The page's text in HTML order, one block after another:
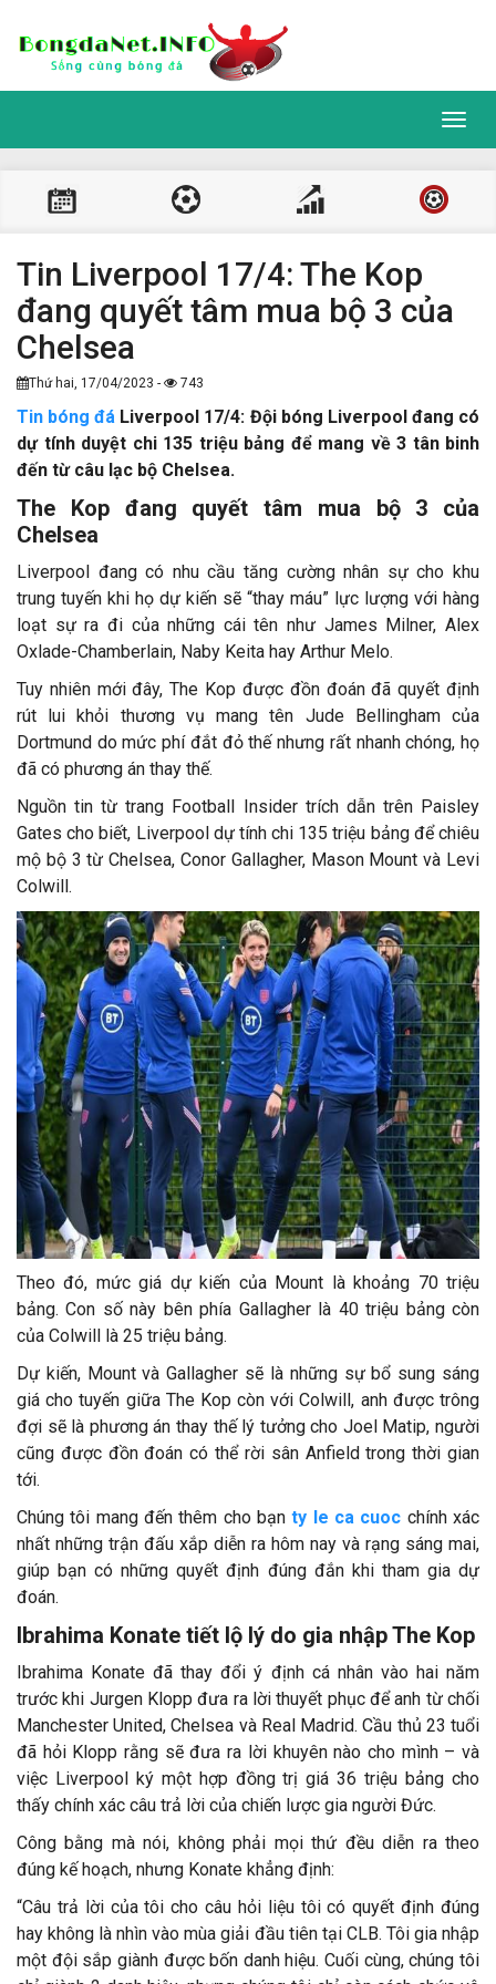
Tin Liverpool 17/4: The Kop
đang quyết tâm mua bộ 3 của
Chelsea
Thứ hai, 17/04/2023 - 743
Tin bóng đá Liverpool 17/4: Đội bóng Liverpool đang có
dự tính duyệt chi 135 triệu bảng để mang về 3 tân binh
đến từ câu lạc bộ Chelsea.
The Kop đang quyết tâm mua bộ 3 của
Chelsea
Liverpool đang có nhu cầu tăng cường nhân sự cho khu
trung tuyến khi họ dự kiến sẽ “thay máu” lực lượng với hàng
loạt sự ra đi của những cái tên như James Milner, Alex
Oxlade-Chamberlain, Naby Keita hay Arthur Melo.
Tuy nhiên mới đây, The Kop được đồn đoán đã quyết định
rút lui khỏi thương vụ mang tên Jude Bellingham của
Dortmund do mức phí đắt đỏ thế nhưng rất nhanh chóng, họ
đã có phương án thay thế.
Nguồn tin từ trang Football Insider trích dẫn trên Paisley
Gates cho biết, Liverpool dự tính chi 135 triệu bảng để chiêu
mộ bộ 3 từ Chelsea, Conor Gallagher, Mason Mount và Levi
Colwill.
Theo đó, mức giá dự kiến của Mount là khoảng 70 triệu
bảng. Con số này bên phía Gallagher là 40 triệu bảng còn
của Colwill là 25 triệu bảng.
Dự kiến, Mount và Gallagher sẽ là những sự bổ sung sáng
giá cho tuyến giữa The Kop còn với Colwill, anh được trông
đợi sẽ là phương án thay thế lý tưởng cho Joel Matip, người
cũng được đồn đoán có thể rời sân Anfield trong thời gian
tới.
Chúng tôi mang đến thêm cho bạnty le ca cuoc chính xác
nhất những trận đấu xắp diễn ra hôm nay và rạng sáng mai,
giúp bạn có những quyết định đúng đắn khi tham gia dự
đoán.
Ibrahima Konate tiết lộ lý do gia nhập The Kop
Ibrahima Konate đã thay đổi ý định cá nhân vào hai năm
trước khi Jurgen Klopp đưa ra lời thuyết phục để anh từ chối
Manchester United, Chelsea và Real Madrid. Cầu thủ 23 tuổi
đã hỏi Klopp rằng sẽ đưa ra lời khuyên nào cho mình – và
việc Liverpool ký một hợp đồng trị giá 36 triệu bảng cho
thấy chính xác câu trả lời của chiến lược gia người Đức.
Công bằng mà nói, không phải mọi thứ đều diễn ra theo
đúng kế hoạch, nhưng Konate khẳng định:
“Câu trả lời của tôi cho câu hỏi liệu tôi có quyết định đúng
hay không là nhìn vào mùa giải đầu tiên tại CLB. Tôi gia nhập
một đội sắp giành được bốn danh hiệu. Cuối cùng, chúng tôi